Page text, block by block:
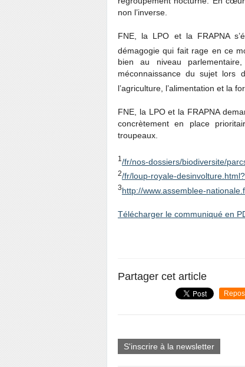
non l’inverse.
FNE, la LPO et la FRAPNA
démagogie qui fait rage en ce
bien au niveau
méconnaissance du sujet lors
l’agriculture, l’alimentation et la
FNE, la LPO et la FRAPNA
concrètement en place
troupeaux.
1 /fr/nos-dossiers/biodiversite/
2/fr/loup-royale-
3http://www.assemblee-
Télécharger le communiqué en
Partager cet article
S'inscrire à la newsletter